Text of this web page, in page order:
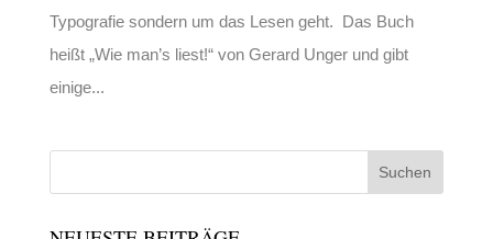
Typografie sondern um das Lesen geht. Das Buch
heißt „Wie man’s liest!“ von Gerard Unger und gibt
einige...